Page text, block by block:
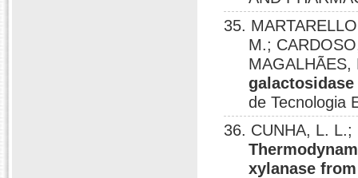
35.
M.;
de Tecnologia
36. CUNHA, L.
xylanase